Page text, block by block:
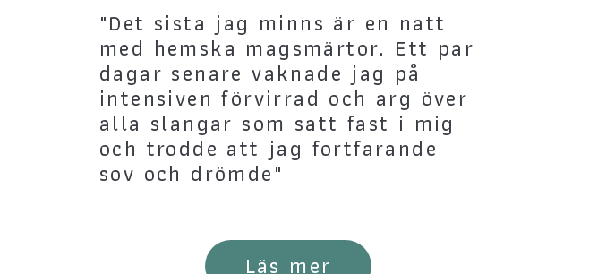
"Det sista jag minns är en natt
med hemska magsmärtor. Ett par
dagar senare vaknade jag på
intensiven förvirrad och arg över
alla slangar som satt fast i mig
och trodde att jag fortfarande
sov och drömde"
Läs mer